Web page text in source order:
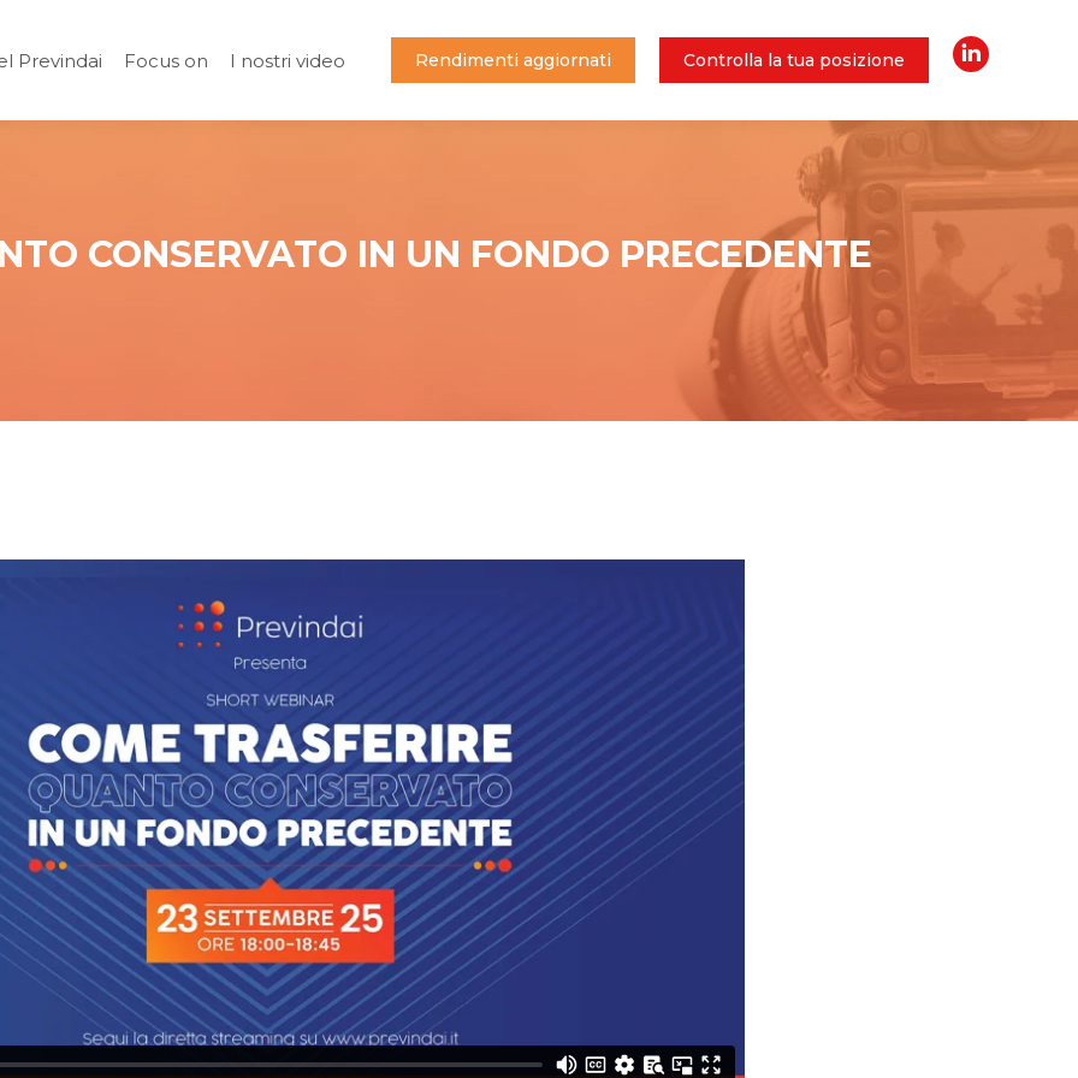
Previndai Focus on I nostri video Rendimenti aggiornati Controlla la tua posizione Linkedin
CONSERVATO IN UN FONDO PRECEDENTE
Rendimenti aggiornati Controlla la tua posizione Linkedin